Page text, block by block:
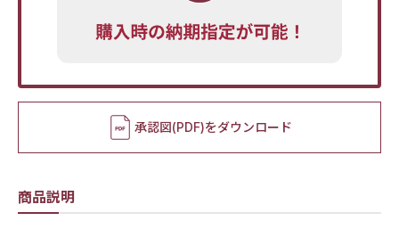
承認図(PDF)をダウンロード
商品説明